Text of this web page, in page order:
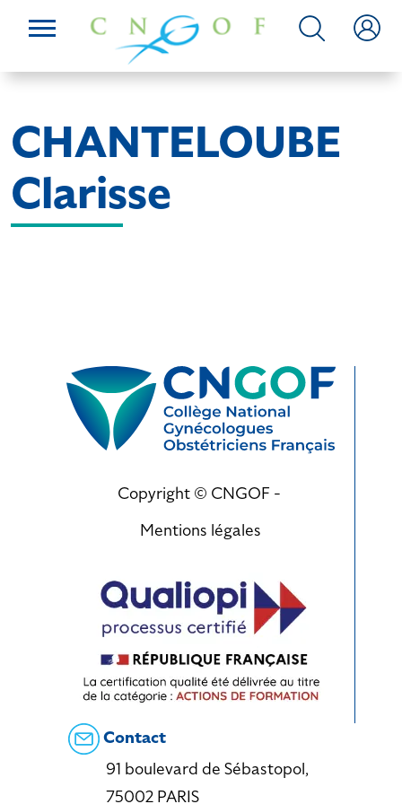
CHANTELOUBE
Clarisse
Copyright © CNGOF -
Mentions légales
Contact
91 boulevard de Sébastopol,
75002 PARIS